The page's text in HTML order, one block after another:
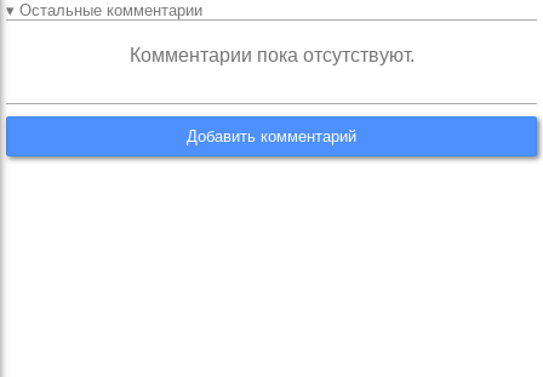
▾ Остальные комментарии
Комментарии пока отсутствуют.
Добавить комментарий